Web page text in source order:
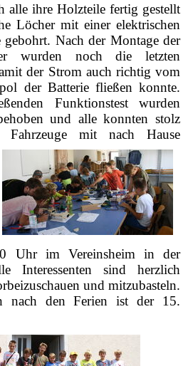
alle ihre Holzteile fertig gestellt
Löcher mit einer elektrischen
gebohrt. Nach der Montage der
wurden noch die letzten
der Strom auch richtig vom
der Batterie fließen konnte.
Funktionstest wurden
und alle konnten stolz
Fahrzeuge mit nach Hause
Uhr im Vereinsheim in der
Interessenten sind herzlich
und mitzubasteln.
nach den Ferien ist der 15.